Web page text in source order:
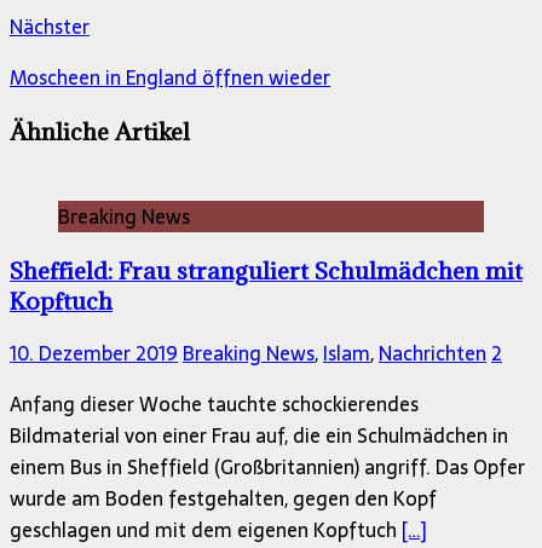
Nächster
Moscheen in England öffnen wieder
Ähnliche Artikel
Breaking News
Sheffield: Frau stranguliert Schulmädchen mit
Kopftuch
10. Dezember 2019Breaking News,Islam,Nachrichten2
Anfang dieser Woche tauchte schockierendes
Bildmaterial von einer Frau auf, die ein Schulmädchen in
einem Bus in Sheffield (Großbritannien) angriff. Das Opfer
wurde am Boden festgehalten, gegen den Kopf
geschlagen und mit dem eigenen Kopftuch […]